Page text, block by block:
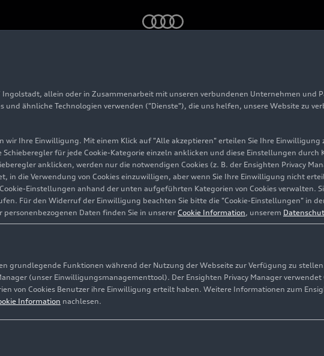
hub Shibakōen
Ladehub in Tokio
Ingolstadt, allein oder in Zusammenarbeit mit unseren verbundenen Unternehmen und
und ähnliche Technologien verwenden ("Dienste"), die uns helfen, unsere Website zu
wir Ihre Einwilligung. Mit einem Klick auf "Alle akzeptieren" erteilen Sie Ihre Einwilligung
für jede Cookie-Kategorie einzeln anklicken und diese Einstellungen
anklicken, werden nur die notwendigen Cookies (z. B. der Ensighten Privacy
in die Verwendung von Cookies einzuwilligen, aber wenn Sie Ihre Einwilligung nicht
Einstellungen anhand der unten aufgeführten Kategorien von Cookies verwalten.
Für den Widerruf der Einwilligung beachten Sie bitte die "Cookie-Einstellungen" in
Daten finden Sie in unserer Cookie Information, unserem
grundlegende Funktionen während der Nutzung der Webseite zur Verfügung zu
(unser Einwilligungsmanagementtool). Der Ensighten Privacy Manager
von Cookies Benutzer ihre Einwilligung erteilt haben. Weitere Informationen zum
Information nachlesen.